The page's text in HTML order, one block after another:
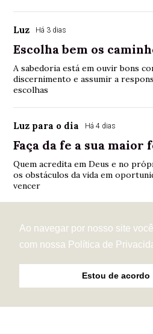
Ao navegar por nosso site
com nossa Política de
Estou de acordo
Luz Há 3 dias
Escolha bem os
A sabedoria está em ouvir bons
discernimento e assumir a
escolhas
Luz para o dia Há 4 dias
Faça da fe a sua maior
Quem acredita em Deus e no
os obstáculos da vida em
vencer
O silêncio da
Quando acalmamos o coração e
Deus, fazemos escolhas mais